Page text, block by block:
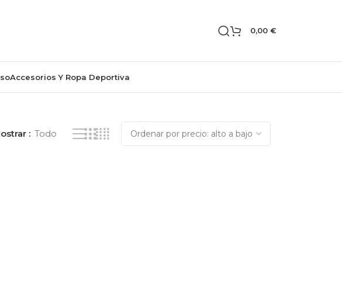
0,00 €
Accesorios Y Ropa Deportiva
Todo